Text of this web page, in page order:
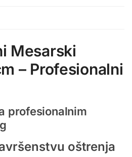
Mesarski
– Profesionalni
profesionalnim
oštrenja